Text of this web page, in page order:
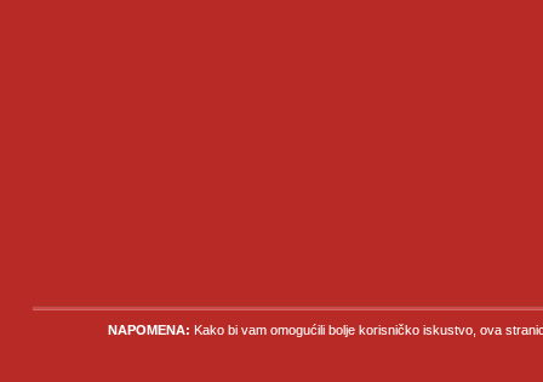
NAPOMENA: Kako bi vam omogućili bolje korisničko iskustvo, ova